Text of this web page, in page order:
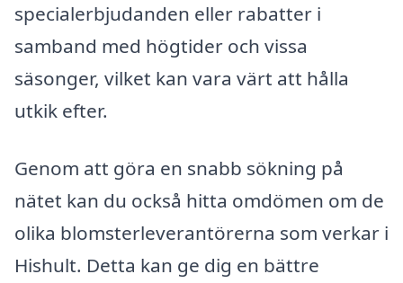
specialerbjudanden eller rabatter i
samband med högtider och vissa
säsonger, vilket kan vara värt att hålla
utkik efter.
Genom att göra en snabb sökning på
nätet kan du också hitta omdömen om de
olika blomsterleverantörerna som verkar i
Hishult. Detta kan ge dig en bättre